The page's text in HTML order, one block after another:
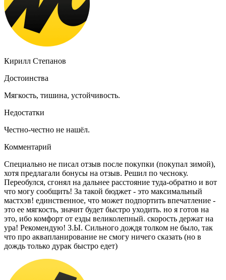
Кирилл Степанов
Достоинства
Мягкость, тишина, устойчивость.
Недостатки
Честно-честно не нашёл.
Комментарий
Специально не писал отзыв после покупки (покупал зимой),
хотя предлагали бонусы на отзыв. Решил по чесноку.
Переобулся, сгонял на дальнее расстояние туда-обратно и вот
что могу сообщить! За такой бюджет - это максимальный
мастхэв! единственное, что может подпортить впечатление -
это ее мягкость, значит будет быстро уходить. но я готов на
это, ибо комфорт от езды великолепный. скорость держат на
ура! Рекомендую! З.Ы. Сильного дождя толком не было, так
что про аквапланирование не смогу ничего сказать (но в
дождь только дурак быстро едет)